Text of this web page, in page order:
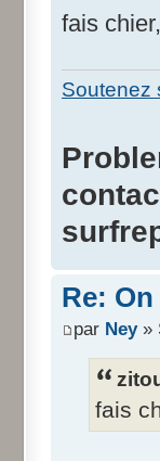
fais
Soutenez
Re:
par Ney»
fais